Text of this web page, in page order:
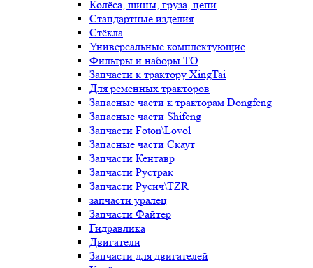
Колёса, шины, груза, цепи
Стандартные изделия
Стёкла
Универсальные комплектующие
Фильтры и наборы ТО
Запчасти к трактору XingTai
Для ременных тракторов
Запасные части к тракторам Dongfeng
Запасные части Shifeng
Запчасти Foton\Lovol
Запасные части Скаут
Запчасти Кентавр
Запчасти Рустрак
Запчасти Русич\TZR
запчасти уралец
Запчасти Файтер
Гидравлика
Двигатели
Запчасти для двигателей